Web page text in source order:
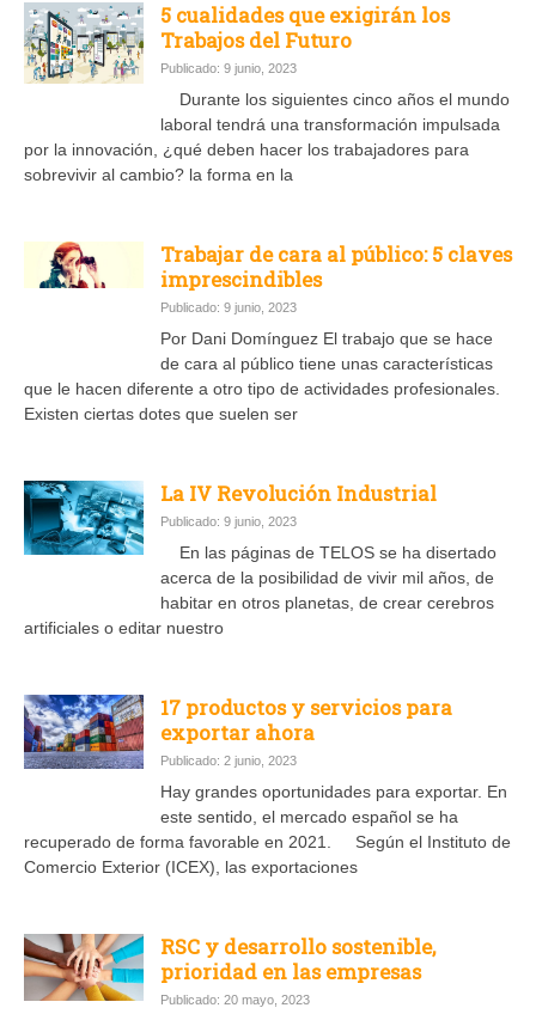
5 cualidades que exigirán los
Trabajos del Futuro
Publicado: 9 junio, 2023
Durante los siguientes cinco años el mundo
laboral tendrá una transformación impulsada
por la innovación, ¿qué deben hacer los trabajadores para
sobrevivir al cambio? la forma en la
Trabajar de cara al público: 5 claves
imprescindibles
Publicado: 9 junio, 2023
Por Dani Domínguez El trabajo que se hace
de cara al público tiene unas características
que le hacen diferente a otro tipo de actividades profesionales.
Existen ciertas dotes que suelen ser
La IV Revolución Industrial
Publicado: 9 junio, 2023
En las páginas de TELOS se ha disertado
acerca de la posibilidad de vivir mil años, de
habitar en otros planetas, de crear cerebros
artificiales o editar nuestro
17 productos y servicios para
exportar ahora
Publicado: 2 junio, 2023
Hay grandes oportunidades para exportar. En
este sentido, el mercado español se ha
recuperado de forma favorable en 2021. Según el Instituto de
Comercio Exterior (ICEX), las exportaciones
RSC y desarrollo sostenible,
prioridad en las empresas
Publicado: 20 mayo, 2023